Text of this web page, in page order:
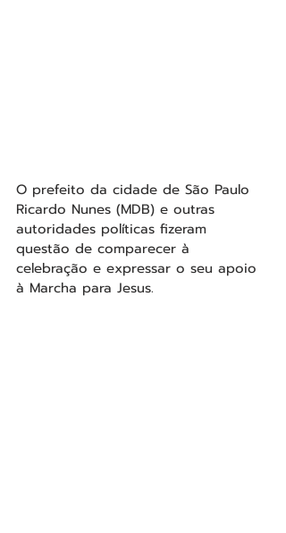
O prefeito da cidade de São Paulo
Ricardo Nunes (MDB) e outras
autoridades políticas fizeram
questão de comparecer à
celebração e expressar o seu apoio
à Marcha para Jesus.